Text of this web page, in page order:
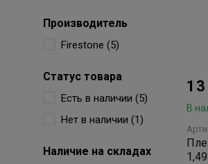
Производитель
Firestone (5)
Статус товара
Есть в наличии (5)
Нет в наличии (1)
Наличие на складах
В